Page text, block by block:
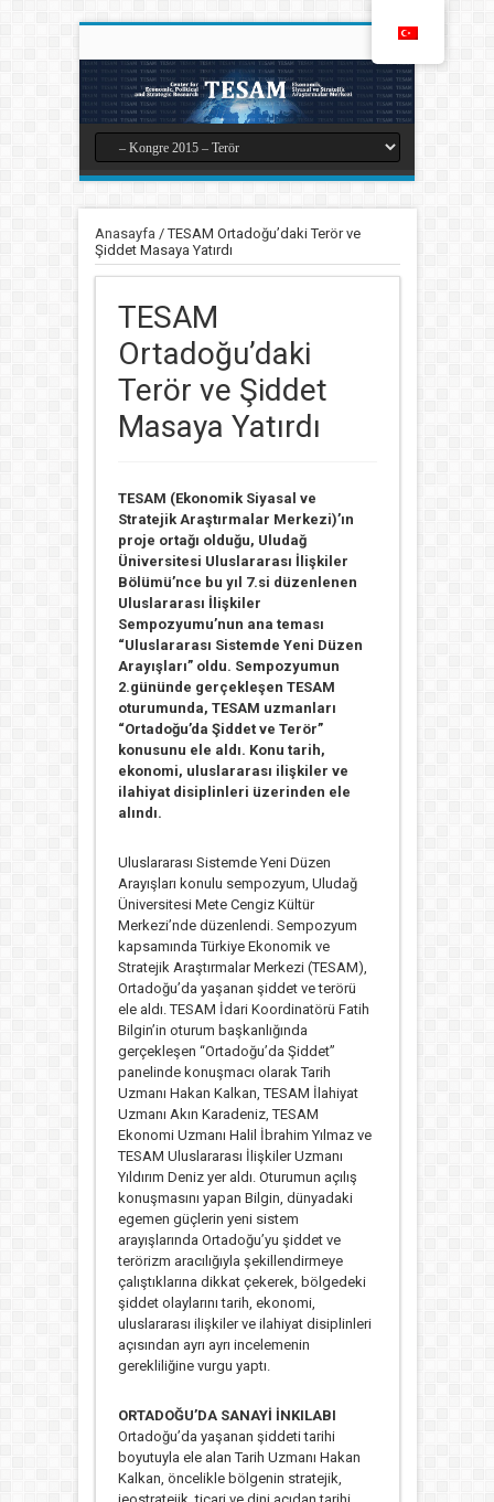
Anasayfa /TESAM Ortadoğu’daki Terör ve
Şiddet Masaya Yatırdı
TESAM
Ortadoğu’daki
Terör ve Şiddet
Masaya Yatırdı
TESAM (Ekonomik Siyasal ve
Stratejik Araştırmalar Merkezi)’ın
proje ortağı olduğu, Uludağ
Üniversitesi Uluslararası İlişkiler
Bölümü’nce bu yıl 7.si düzenlenen
Uluslararası İlişkiler
Sempozyumu’nun ana teması
“Uluslararası Sistemde Yeni Düzen
Arayışları” oldu. Sempozyumun
2.gününde gerçekleşen TESAM
oturumunda, TESAM uzmanları
“Ortadoğu’da Şiddet ve Terör”
konusunu ele aldı. Konu tarih,
ekonomi, uluslararası ilişkiler ve
ilahiyat disiplinleri üzerinden ele
alındı.
Uluslararası Sistemde Yeni Düzen
Arayışları konulu sempozyum, Uludağ
Üniversitesi Mete Cengiz Kültür
Merkezi’nde düzenlendi. Sempozyum
kapsamında Türkiye Ekonomik ve
Stratejik Araştırmalar Merkezi (TESAM),
Ortadoğu’da yaşanan şiddet ve terörü
ele aldı. TESAM İdari Koordinatörü Fatih
Bilgin’in oturum başkanlığında
gerçekleşen “Ortadoğu’da Şiddet”
panelinde konuşmacı olarak Tarih
Uzmanı Hakan Kalkan, TESAM İlahiyat
Uzmanı Akın Karadeniz, TESAM
Ekonomi Uzmanı Halil İbrahim Yılmaz ve
TESAM Uluslararası İlişkiler Uzmanı
Yıldırım Deniz yer aldı. Oturumun açılış
konuşmasını yapan Bilgin, dünyadaki
egemen güçlerin yeni sistem
arayışlarında Ortadoğu’yu şiddet ve
terörizm aracılığıyla şekillendirmeye
çalıştıklarına dikkat çekerek, bölgedeki
şiddet olaylarını tarih, ekonomi,
uluslararası ilişkiler ve ilahiyat disiplinleri
açısından ayrı ayrı incelemenin
gerekliliğine vurgu yaptı.
ORTADOĞU’DA SANAYİ İNKILABI
Ortadoğu’da yaşanan şiddeti tarihi
boyutuyla ele alan Tarih Uzmanı Hakan
Kalkan, öncelikle bölgenin stratejik,